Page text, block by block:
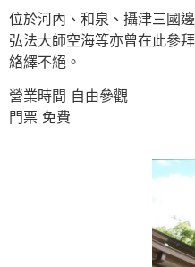
位於河內、和泉、攝津三國
弘法大師空海等亦曾在此參
絡繹不絕。
營業時間 自由參觀
門票 免費